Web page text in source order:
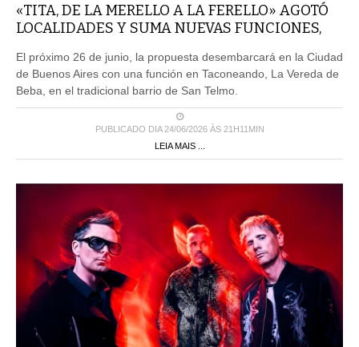
«TITA, DE LA MERELLO A LA FERELLO» AGOTÓ
LOCALIDADES Y SUMA NUEVAS FUNCIONES,
El próximo 26 de junio, la propuesta desembarcará en la Ciudad
de Buenos Aires con una función en Taconeando, La Vereda de
Beba, en el tradicional barrio de San Telmo.
PUBLICADO DIA 24/06/2026 ÀS 21H11MIN
LEIA MAIS ...